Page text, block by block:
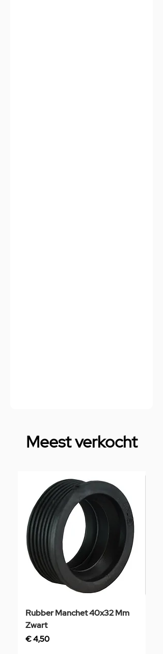
Meest verkocht
Rubber Manchet 40x32 Mm
Zwart
Prijs
€ 4,50